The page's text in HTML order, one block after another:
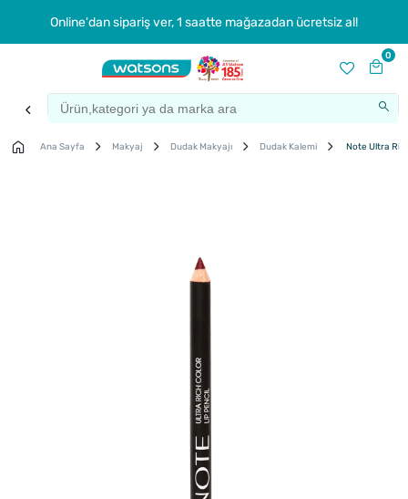
Online'dan sipariş ver, 1 saatte mağazadan ücretsiz al!
0
Ana Sayfa Makyaj Dudak Makyajı Dudak Kalemi Note Ultra